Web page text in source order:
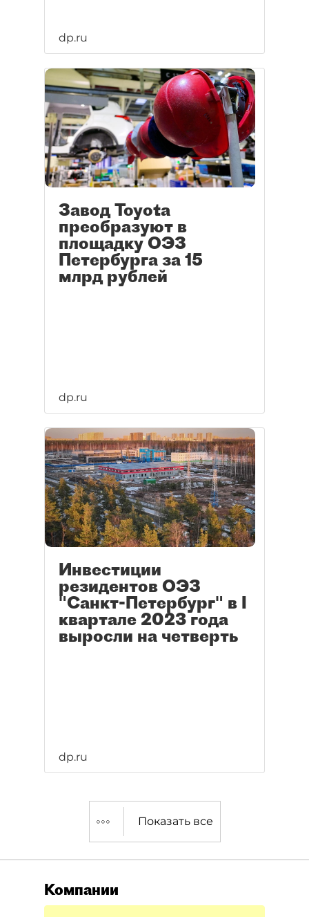
dp.ru
Завод Toyota
преобразуют в
площадку ОЭЗ
Петербурга за 15
млрд рублей
dp.ru
Инвестиции
резидентов ОЭЗ
"Санкт-Петербург" в I
квартале 2023 года
выросли на четверть
dp.ru
Показать все
Компании